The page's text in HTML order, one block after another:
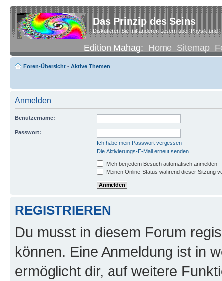
Das Prinzip des Seins
Diskutieren Sie mit anderen Lesern über Physik und
Edition Mahag:Home Sitemap
Foren-Übersicht • Aktive Themen
Anmelden
Benutzername:
Passwort:
Ich habe mein Passwort vergessen
Die Aktivierungs-E-Mail erneut senden
Mich bei jedem Besuch automatisch anmelden
Meinen Online-Status während dieser Sitzung
REGISTRIEREN
Du musst in diesem Forum
können. Eine Anmeldung ist in
ermöglicht dir, auf weitere